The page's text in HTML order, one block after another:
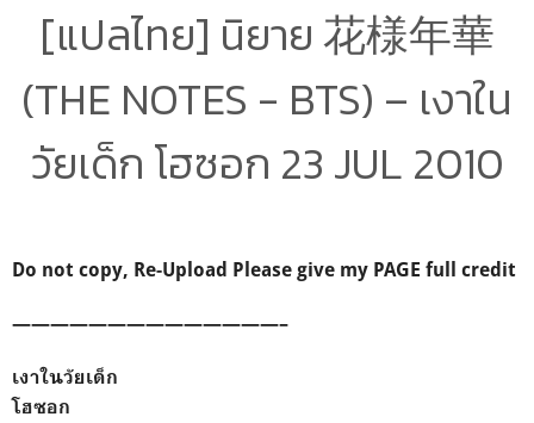
[แปลไทย] นิยาย 花様年華
(THE NOTES - BTS) – เงาใน
วัยเด็ก โฮซอก 23 JUL 2010
Do not copy, Re-Upload Please give my PAGE full credit
——————————————–
เงาในวัยเด็ก
โฮซอก